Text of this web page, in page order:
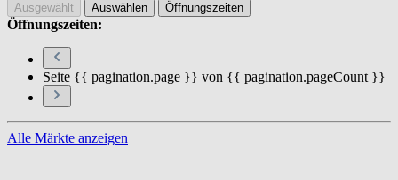
Ausgewählt Auswählen Öffnungszeiten
Öffnungszeiten:
Seite {{ pagination.page }} von {{ pagination.pageCount }}
Alle Märkte anzeigen